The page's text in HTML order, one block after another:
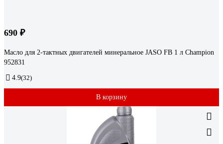
690 ₽
Масло для 2-тактных двигателей минеральное JASO FB 1 л Champion
952831
4.9(32)
В корзину